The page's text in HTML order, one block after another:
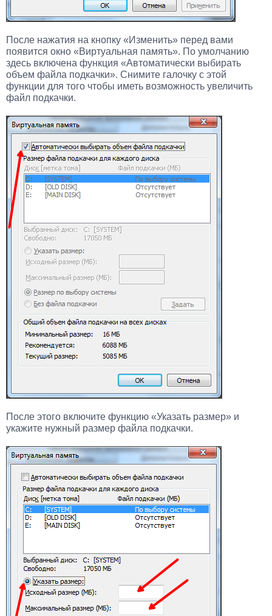
После нажатия на кнопку «Изменить» перед вами
появится окно «Виртуальная память». По умолчанию
здесь включена функция «Автоматически выбирать
объем файла подкачки». Снимите галочку с этой
функции для того чтобы иметь возможность увеличить
файл подкачки.
После этого включите функцию «Указать размер» и
укажите нужный размер файла подкачки.